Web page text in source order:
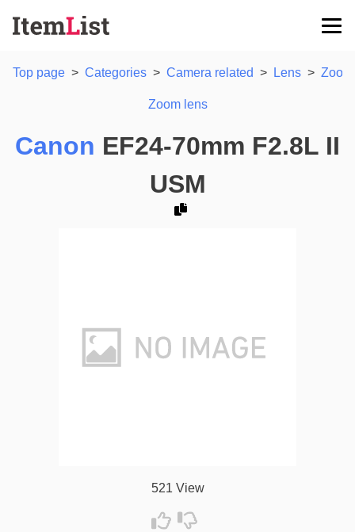
Top page > Categories > Camera related > Lens >
Zoom lens
Canon EF24-70mm F2.8L II
USM
521 View